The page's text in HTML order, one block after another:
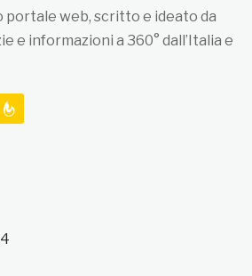
portale web, scritto e ideato da
e informazioni a 360° dall’Italia e
feedburner